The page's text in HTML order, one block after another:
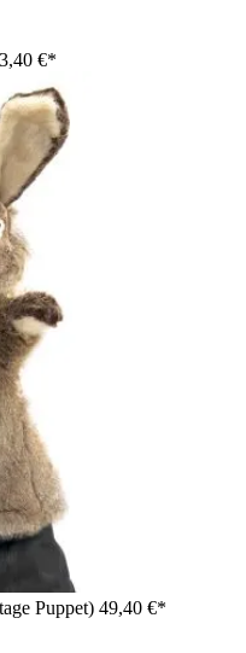
€*
Puppet) 49,40 €*